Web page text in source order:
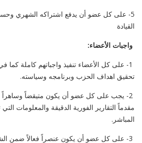
5- على كل عضو أن يدفع اشتراكه الشهري
القيادة
واجبات الأعضاء:
1- على كل الأعضاء تنفيذ واجباتهم كاملة كما
تحقيق اهداف الحزب وبرنامجه وسياسته.
2- يجب على كل عضو أن يكون متيقضاً
مقدماً التقارير الفورية الدقيقة والمعلومات
المباشر.
3- على كل عضو أن يكون عنصراً فعالاً ضمن